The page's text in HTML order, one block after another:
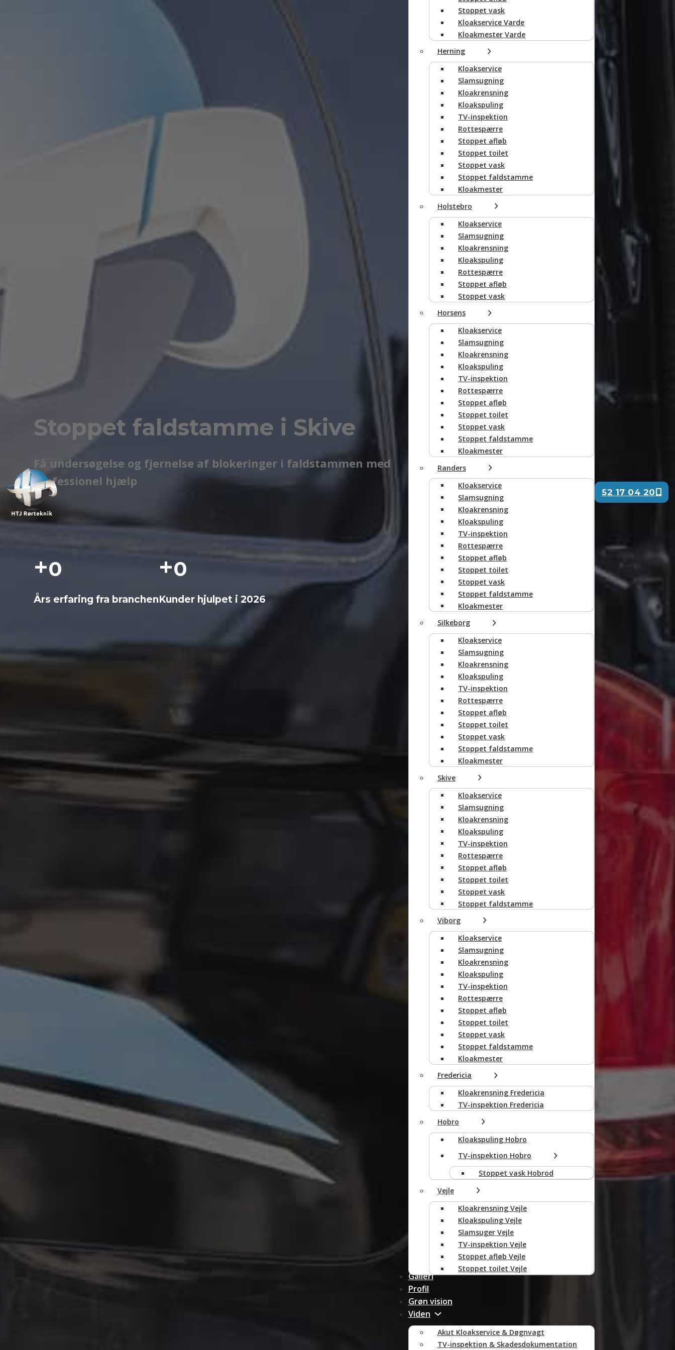
Stoppet vask
Kloakservice Varde
Kloakmester Varde
Herning
Kloakservice
Slamsugning
Kloakrensning
Kloakspuling
TV-inspektion
Rottespærre
Stoppet afløb
Stoppet toilet
Stoppet vask
Stoppet faldstamme
Kloakmester
Holstebro
Kloakservice
Slamsugning
Kloakrensning
Kloakspuling
Rottespærre
Stoppet afløb
Stoppet vask
Horsens
Kloakservice
Slamsugning
Kloakrensning
Kloakspuling
TV-inspektion
Rottespærre
Stoppet afløb
Stoppet toilet
Stoppet vask
Stoppet faldstamme
Kloakmester
Randers
Kloakservice
Slamsugning
Kloakrensning
Kloakspuling
TV-inspektion
Rottespærre
Stoppet afløb
Stoppet toilet
Stoppet vask
Stoppet faldstamme
Kloakmester
Silkeborg
Kloakservice
Slamsugning
Kloakrensning
Kloakspuling
TV-inspektion
Rottespærre
Stoppet afløb
Stoppet toilet
Stoppet vask
Stoppet faldstamme
Kloakmester
Skive
Kloakservice
Slamsugning
Kloakrensning
Kloakspuling
TV-inspektion
Rottespærre
Stoppet afløb
Stoppet toilet
Stoppet vask
Stoppet faldstamme
Viborg
Kloakservice
Slamsugning
Kloakrensning
Kloakspuling
TV-inspektion
Rottespærre
Stoppet afløb
Stoppet toilet
Stoppet vask
Stoppet faldstamme
Kloakmester
Fredericia
Kloakrensning Fredericia
TV-inspektion Fredericia
Hobro
Kloakspuling Hobro
TV-inspektion Hobro
Stoppet vask Hobrod
Vejle
Kloakrensning Vejle
Kloakspuling Vejle
Slamsuger Vejle
TV-inspektion Vejle
Stoppet afløb Vejle
Stoppet toilet Vejle
Galleri
Profil
Grøn vision
Viden
Akut Kloakservice & Døgnvagt
TV-inspektion & Skadesdokumentation
52 17 04 20
Stoppet faldstamme i Skive
Få undersøgelse og fjernelse af blokeringer i faldstammen med
professionel hjælp
+0
Års erfaring fra branchen
+0
Kunder hjulpet i 2026
Få et uforpligtende
tilbud
Vi vender tilbage hurtigst muligt.
Fjern
Tilføj filer (max 5)